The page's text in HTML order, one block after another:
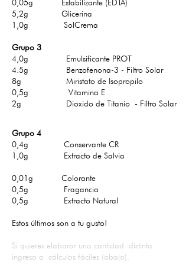
0,05g Estabilizante (EDTA)
5,2g Glicerina
1,0g SolCrema
Grupo 3
4,0g Emulsificante PROT
4.5g Benzofenona-3 - Filtro Solar
8g Miristato de Isopropilo
0,5g Vitamina E
2g Dioxido de Titanio - Filtro Solar
Grupo 4
0,4g Conservante CR
1,0g Extracto de Salvia
0,01g Colorante
0,5g Fragancia
0,5g Extracto Natural
Estos últimos son a tu gusto!
Si quieres elaborar una cantidad distinta
ingresa a cálculos fáciles (abajo).